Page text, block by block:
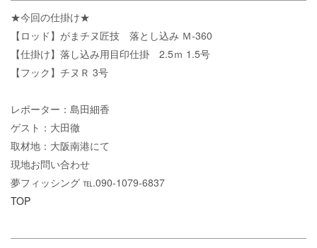
★今回の仕掛け★
【ロッド】がまチヌ匠技 落とし込み Ｍ-360
【仕掛け】落し込み用目印仕掛 2.5ｍ 1.5号
【フック】チヌＲ 3号
レポーター：島田細香
ゲスト：大田徹
取材地：大阪南港にて
現地お問い合わせ
夢フィッシング ℡.090-1079-6837
TOP